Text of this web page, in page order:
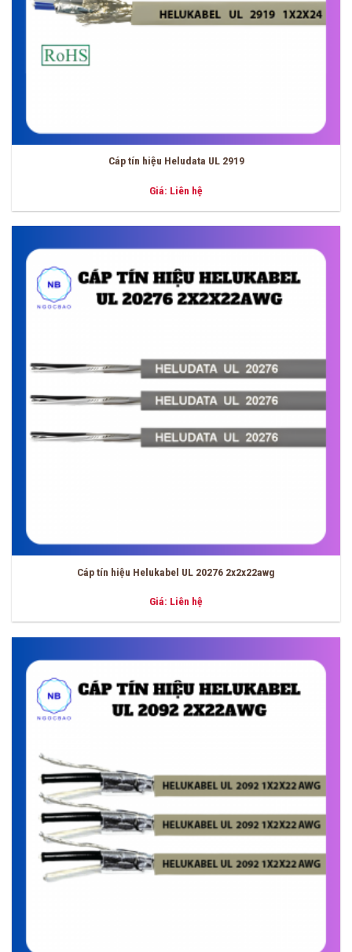
Cáp tín hiệu Heludata UL 2919
Giá: Liên hệ
Cáp tín hiệu Helukabel UL 20276 2x2x22awg
Giá: Liên hệ